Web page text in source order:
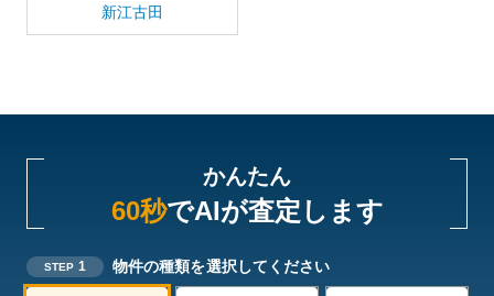
新江古田
かんたん
60秒でAIが査定します
STEP 1 物件の種類を選択してください